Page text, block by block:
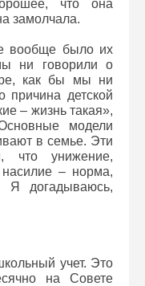
что она
замолчала.
вообще было их
ни говорили о
как бы мы ни
причина детской
– жизнь такая»,
модели
в семье. Эти
что унижение,
насилие – норма,
Я догадываюсь,
учет. Это
на Совете